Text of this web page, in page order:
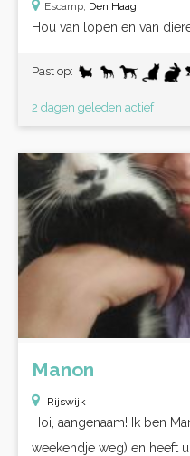
Escamp, Den Haag
Hou van lopen en van
Past op:
2 dagen geleden actief
Manon
Rijswijk
Hoi, aangenaam! Ik ben
weekendje weg) en heeft u